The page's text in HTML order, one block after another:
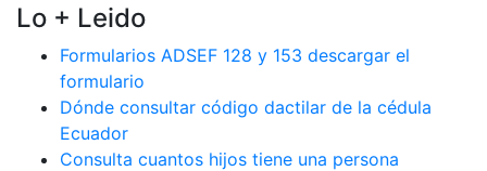
Lo + Leido
Formularios ADSEF 128 y 153 descargar el
formulario
Dónde consultar código dactilar de la cédula
Ecuador
Consulta cuantos hijos tiene una persona